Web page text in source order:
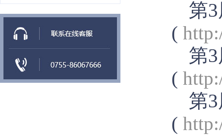
第
(
第
(
第
(